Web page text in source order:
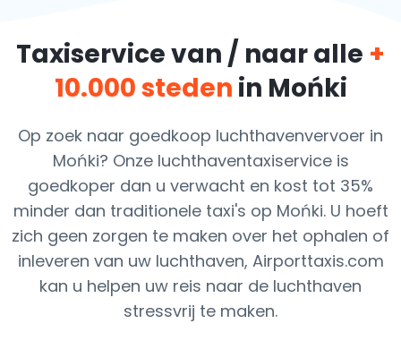
Taxiservice van / naar alle +
10.000 steden in Mońki
Op zoek naar goedkoop luchthavenvervoer in
Mońki? Onze luchthaventaxiservice is
goedkoper dan u verwacht en kost tot 35%
minder dan traditionele taxi's op Mońki. U hoeft
zich geen zorgen te maken over het ophalen of
inleveren van uw luchthaven, Airporttaxis.com
kan u helpen uw reis naar de luchthaven
stressvrij te maken.